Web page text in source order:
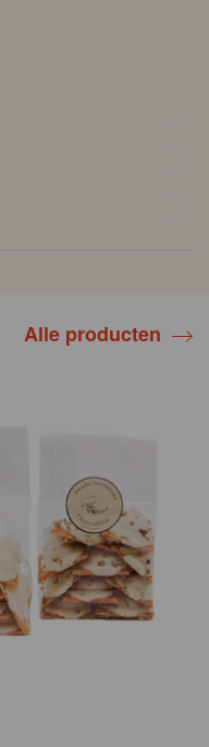
Alle producten